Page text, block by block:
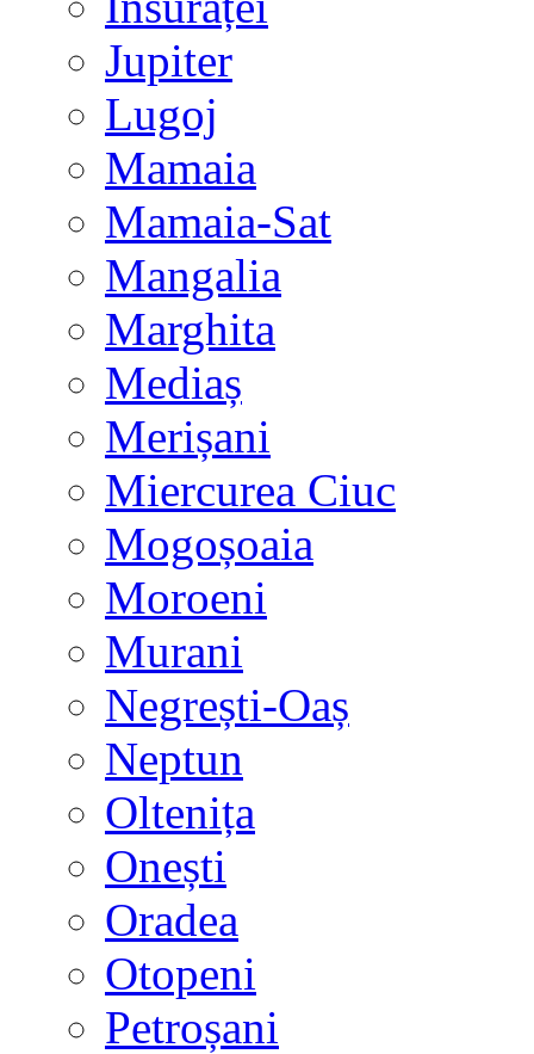
Jupiter
Lugoj
Mamaia
Mamaia-Sat
Mangalia
Marghita
Mediaș
Merișani
Miercurea Ciuc
Mogoșoaia
Moroeni
Murani
Negrești-Oaș
Neptun
Oltenița
Onești
Oradea
Otopeni
Petroșani